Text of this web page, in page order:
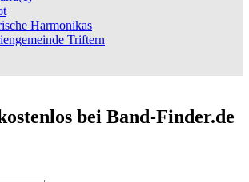
Harmonikas
Triftern
bei Band-Finder.de